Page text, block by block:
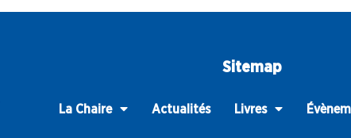
Sitemap
La Chaire Actualités Livres